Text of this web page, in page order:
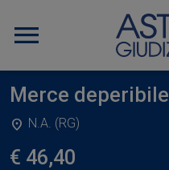
Merce deperibile
N.A. (RG)
€ 46,40